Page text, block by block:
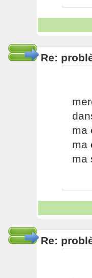
Re:
ma
ma
ma
Re: